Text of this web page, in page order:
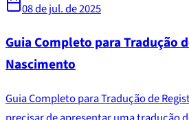
08 de jul. de 2025
Guia Completo para Tradução
Nascimento
Guia Completo para Tradução de